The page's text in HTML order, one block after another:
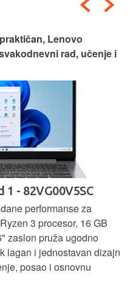
Lenovo
rad, učenje i
- 82VG00V5SC
performanse za
3 procesor, 16 GB
zaslon pruža ugodno
lagan i jednostavan dizajn
posao i osnovnu